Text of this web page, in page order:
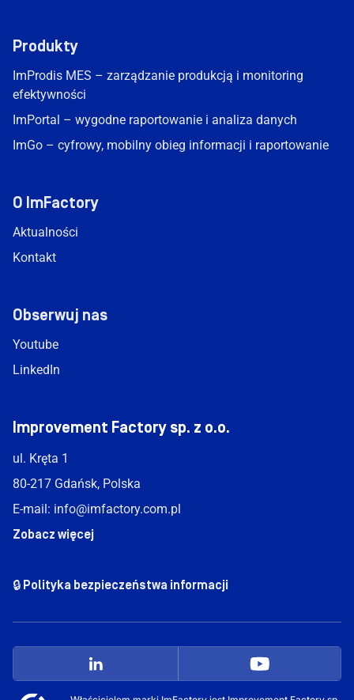
Produkty
ImProdis MES – zarządzanie produkcją i monitoring
efektywności
ImPortal – wygodne raportowanie i analiza danych
ImGo – cyfrowy, mobilny obieg informacji i raportowanie
O ImFactory
Aktualności
Kontakt
Obserwuj nas
Youtube
LinkedIn
Improvement Factory sp. z o.o.
ul. Kręta 1
80-217 Gdańsk, Polska
E-mail: info@imfactory.com.pl
Zobacz więcej
🔒 Polityka bezpieczeństwa informacji